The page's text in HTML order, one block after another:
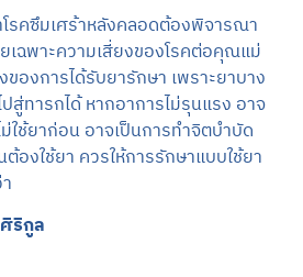
รคซึมเศร้าหลังคลอดต้องพิจารณา
เฉพาะความเสี่ยงของโรคต่อคุณแม่
ของการได้รับยารักษา เพราะยาบาง
สู่ทารกได้ หากอาการไม่รุนแรง อาจ
ใช้ยาก่อน อาจเป็นการทำจิตบำบัด
องใช้ยา ควรให้การรักษาแบบใช้ยา
ริกูล